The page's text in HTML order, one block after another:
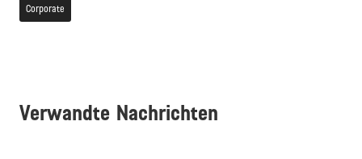
Corporate
Verwandte Nachrichten